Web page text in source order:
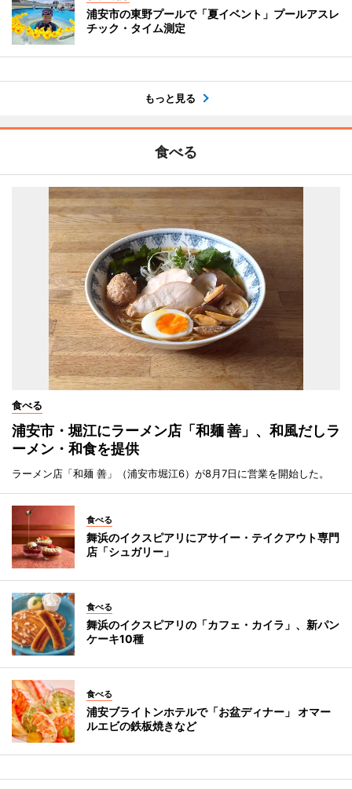
浦安市の東野プールで「夏イベント」プールアスレ
チック・タイム測定
もっと見る
食べる
食べる
浦安市・堀江にラーメン店「和麺 善」、和風だしラ
ーメン・和食を提供
ラーメン店「和麺 善」（浦安市堀江6）が8月7日に営業を開始した。
食べる
舞浜のイクスピアリにアサイー・テイクアウト専門
店「シュガリー」
食べる
舞浜のイクスピアリの「カフェ・カイラ」、新パン
ケーキ10種
食べる
浦安ブライトンホテルで「お盆ディナー」 オマー
ルエビの鉄板焼きなど